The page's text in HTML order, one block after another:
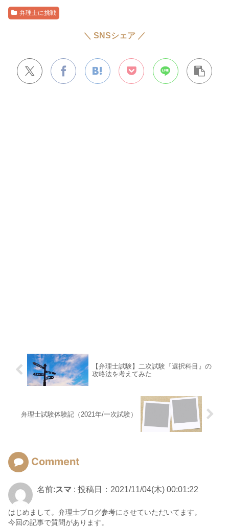
弁理士に挑戦
＼ SNSシェア ／
【弁理士試験】二次試験『選択科目』の
攻略法を考えてみた
弁理士試験体験記（2021年/一次試験）
Comment
名前:スマ : 投稿日：2021/11/04(木) 00:01:22
はじめまして。弁理士ブログ参考にさせていただいてます。
今回の記事で質問があります。